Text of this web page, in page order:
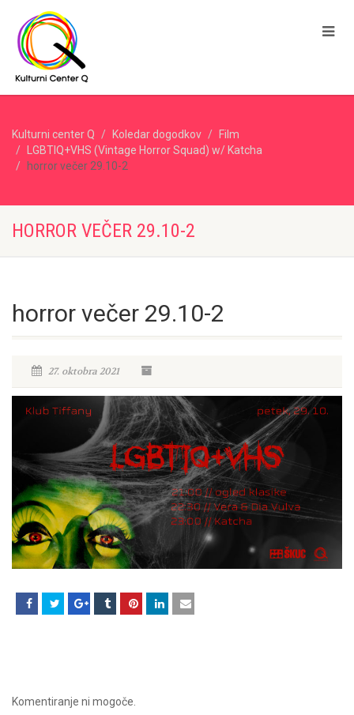
Kulturni center Q Koledar dogodkov
Film
LGBTIQ+VHS (Vintage Horror Squad) w/ Katcha
horror večer 29.10-2
HORROR VEČER 29.10-2
horror večer 29.10-2
27. oktobra 2021
Komentiranje ni mogoče.